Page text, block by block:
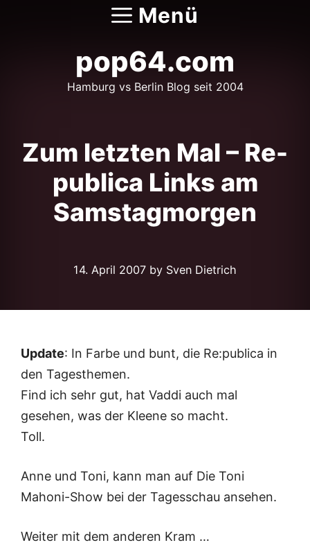
Menü
pop64.com
Hamburg vs Berlin Blog seit 2004
Zum letzten Mal – Re-
publica Links am
Samstagmorgen
14. April 2007 by Sven Dietrich
Update: In Farbe und bunt, die Re:publica in
den Tagesthemen.
Find ich sehr gut, hat Vaddi auch mal
gesehen, was der Kleene so macht.
Toll.
Anne und Toni, kann man auf Die Toni
Mahoni-Show bei der Tagesschau ansehen.
Weiter mit dem anderen Kram …